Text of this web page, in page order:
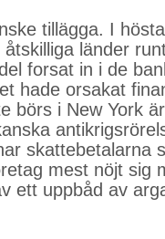
tillägga. I
länder
forsat in i de
hade orsakat
börs i New York
skattebetalarna
mest nöjt sig
ett uppbåd av